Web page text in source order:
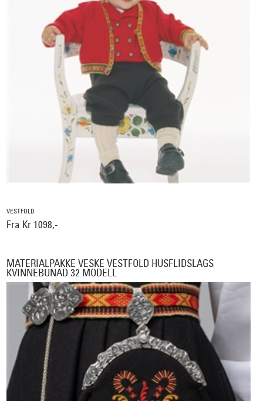
VESTFOLD
Fra Kr 1098,-
MATERIALPAKKE VESKE VESTFOLD HUSFLIDSLAGS
KVINNEBUNAD 32 MODELL